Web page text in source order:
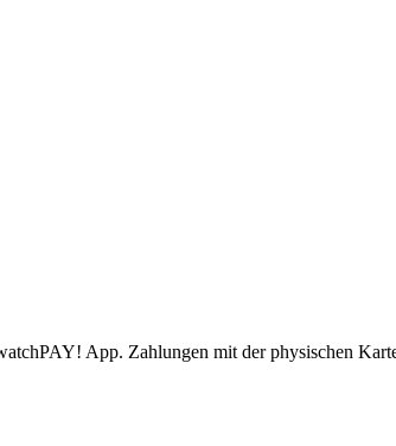
App. Zahlungen mit der physischen